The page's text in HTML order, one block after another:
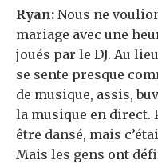
Ryan: Nous ne
mariage avec une
joués par le DJ. Au
se sente presque
de musique, assis,
la musique en direct.
être dansé, mais
Mais les gens ont